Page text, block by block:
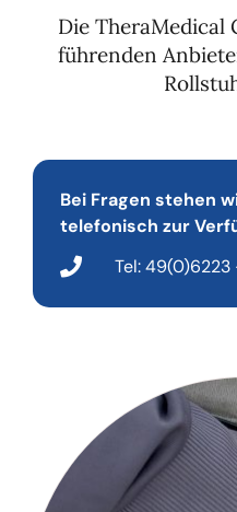
Die TheraMedical
führenden
Bei Fragen stehen
telefonisch zur
Tel: